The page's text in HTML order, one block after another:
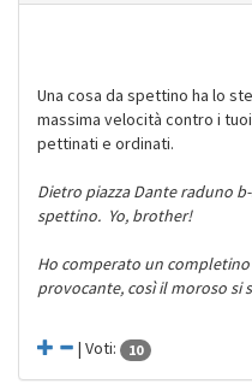
Una cosa da spettino ha lo
massima velocità contro i
pettinati e ordinati.
Dietro piazza Dante raduno
spettino. Yo, brother!
Ho comperato un
provocante, così il moroso si
| Voti: 10